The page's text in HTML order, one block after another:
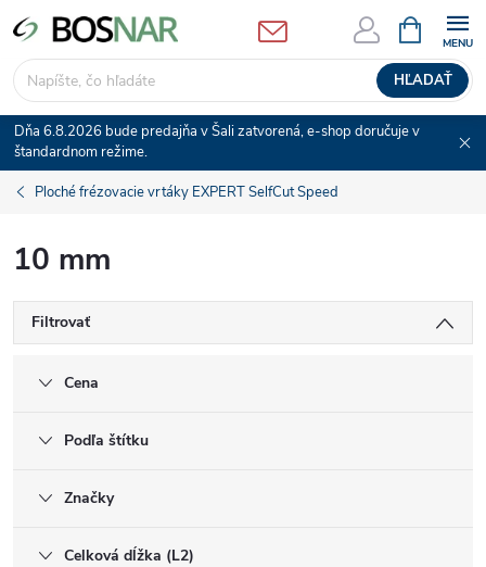
Prejsť
na
obsah
HĽADAŤ
KOŠÍK
Dňa 6.8.2026 bude predajňa v Šali zatvorená, e-shop doručuje v
štandardnom režime.
Ploché frézovacie vrtáky EXPERT SelfCut Speed
10 mm
Filtrovať
Cena
Podľa štítku
Značky
Celková dĺžka (L2)